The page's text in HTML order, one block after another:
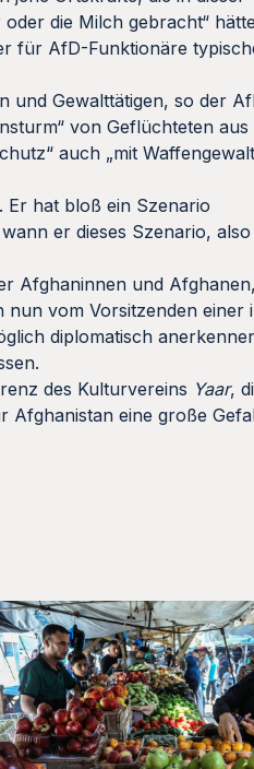
die Milch gebracht“
für AfD-Funktionäre
und Gewalttätigen, so der
von Geflüchteten aus
auch „mit Waffengewalt
Er hat bloß ein Szenario
er dieses Szenario, also
Afghaninnen und Afghanen,
nun vom Vorsitzenden einer
diplomatisch
des Kulturvereins Yaar,
Afghanistan eine große